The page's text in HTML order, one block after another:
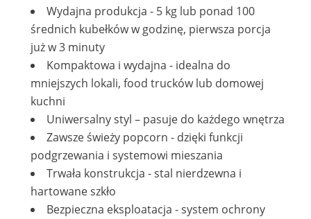
Wydajna produkcja - 5 kg lub ponad 100
średnich kubełków w godzinę, pierwsza porcja
już w 3 minuty
Kompaktowa i wydajna - idealna do
mniejszych lokali, food trucków lub domowej
kuchni
Uniwersalny styl – pasuje do każdego wnętrza
Zawsze świeży popcorn - dzięki funkcji
podgrzewania i systemowi mieszania
Trwała konstrukcja - stal nierdzewna i
hartowane szkło
Bezpieczna eksploatacja - system ochrony